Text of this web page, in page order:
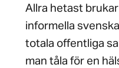
Allra hetast
informella
totala offentliga
man tåla för en